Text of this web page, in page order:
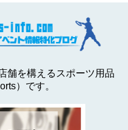
舗を構えるスポーツ用品
）です。